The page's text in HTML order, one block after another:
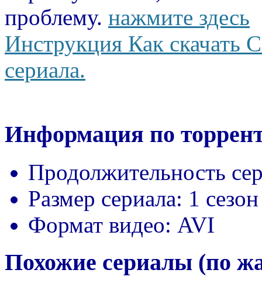
проблему. нажмите здесь
Инструкция Как скачать
сериала.
Информация по
Продолжительность
Размер сериала: 1
Формат видео: AVI
Похожие сериалы (по